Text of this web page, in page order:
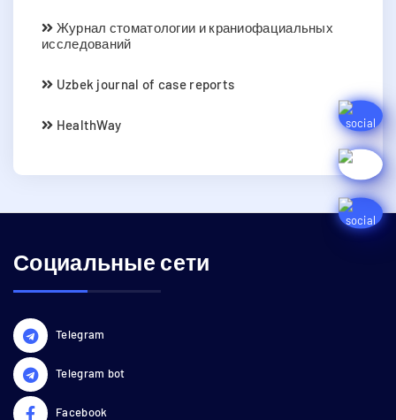
Журнал стоматологии и краниофациальных
исследований
Uzbek journal of case reports
HealthWay
Социальные сети
Telegram
Telegram bot
Facebook